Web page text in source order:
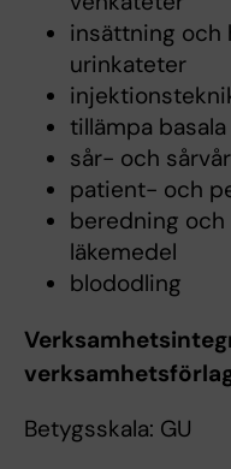
insättning och
urinkateter
tillämpa
sår- och
patient- och
beredning
läkemedel
blododling
Betygsskala: GU